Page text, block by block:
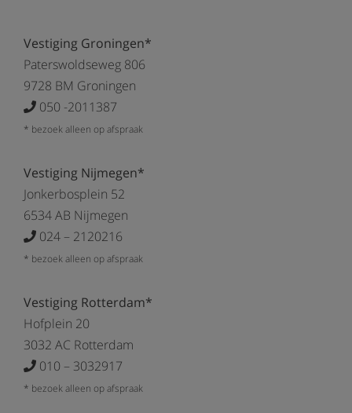
Vestiging Groningen*
Paterswoldseweg 806
9728 BM Groningen
050 -2011387
* bezoek alleen op afspraak
Vestiging Nijmegen*
Jonkerbosplein 52
6534 AB Nijmegen
024 – 2120216
* bezoek alleen op afspraak
Vestiging Rotterdam*
Hofplein 20
3032 AC Rotterdam
010 – 3032917
* bezoek alleen op afspraak